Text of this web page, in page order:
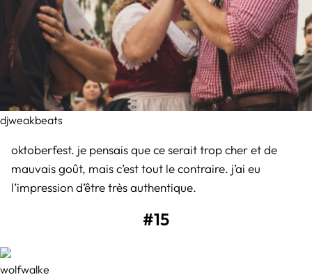
djweakbeats
oktoberfest. je pensais que ce serait trop cher et de
mauvais goût, mais c’est tout le contraire. j’ai eu
l’impression d’être très authentique.
#15
wolfwalke